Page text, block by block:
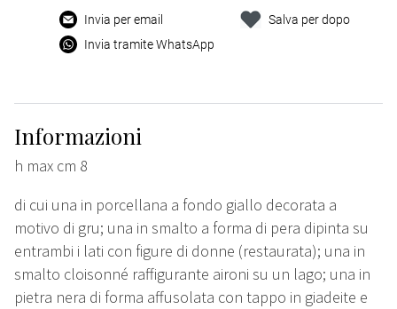
Invia per email
Invia tramite WhatsApp
Salva per dopo
Informazioni
h max cm 8
di cui una in porcellana a fondo giallo decorata a
motivo di gru; una in smalto a forma di pera dipinta su
entrambi i lati con figure di donne (restaurata); una in
smalto cloisonné raffigurante aironi su un lago; una in
pietra nera di forma affusolata con tappo in giadeite e